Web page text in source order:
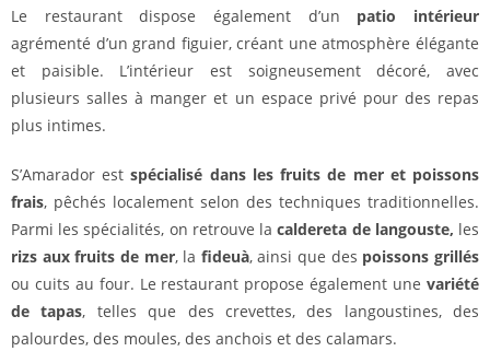
Le restaurant dispose également d’un patio intérieur
agrémenté d’un grand figuier, créant une atmosphère élégante
et paisible. L’intérieur est soigneusement décoré, avec
plusieurs salles à manger et un espace privé pour des repas
plus intimes.
S’Amarador estspécialisé dans les fruits de mer et poissons
frais, pêchés localement selon des techniques traditionnelles.
Parmi les spécialités, on retrouve lacaldereta de langouste, les
rizs aux fruits de mer, la fideuà, ainsi que des poissons grillés
ou cuits au four. Le restaurant propose également une variété
de tapas, telles que des crevettes, des langoustines, des
palourdes, des moules, des anchois et des calamars.